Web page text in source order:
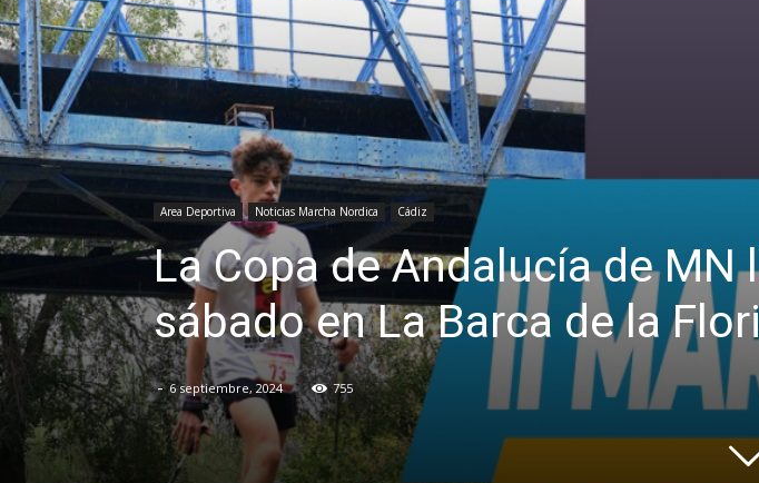
Area Deportiva Noticias Marcha Nordica Cádiz
La Copa de Andalucía de
sábado en La Barca de la
- 6 septiembre, 2024 755